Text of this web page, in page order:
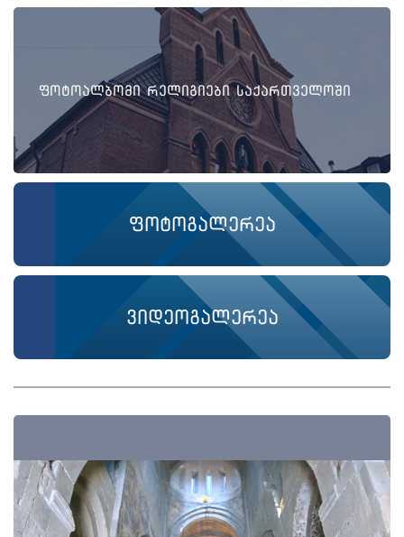
ფოტოალბომი რელიგიები საქართველოში
ფოტოგალერეა
ვიდეოგალერეა